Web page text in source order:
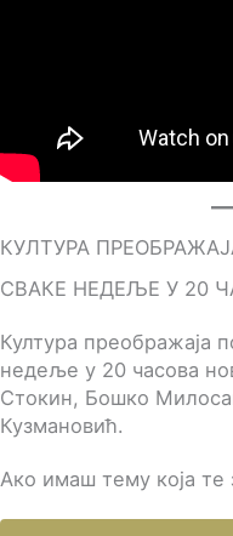
КУЛТУРА
СВАКЕ НЕДЕЉЕ У 20
Култура преображаја
недеље у 20 часова
Стокин, Бошко
Кузмановић.
Ако имаш тему која